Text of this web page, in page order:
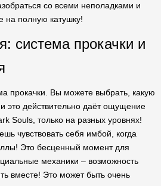
со всеми неполадками и
на полную катушку!
система прокачки и
прокачки. Вы можете выбрать, какую
и это действительно даёт ощущение
Souls, только на разных уровнях!
чувствовать себя имбой, когда
Это бесценный момент для
механики – возможность
вместе! Это может быть очень